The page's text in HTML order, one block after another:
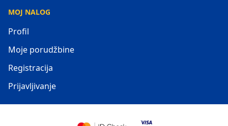
MOJ NALOG
Profil
Moje porudžbine
Registracija
Prijavljivanje